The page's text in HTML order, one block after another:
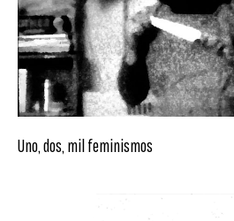
Uno, dos, mil feminismos